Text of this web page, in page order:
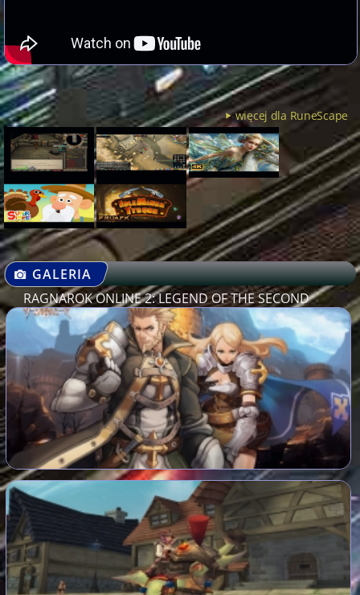
więcej dla RuneScape
GALERIA
RAGNAROK ONLINE 2: LEGEND OF THE SECOND